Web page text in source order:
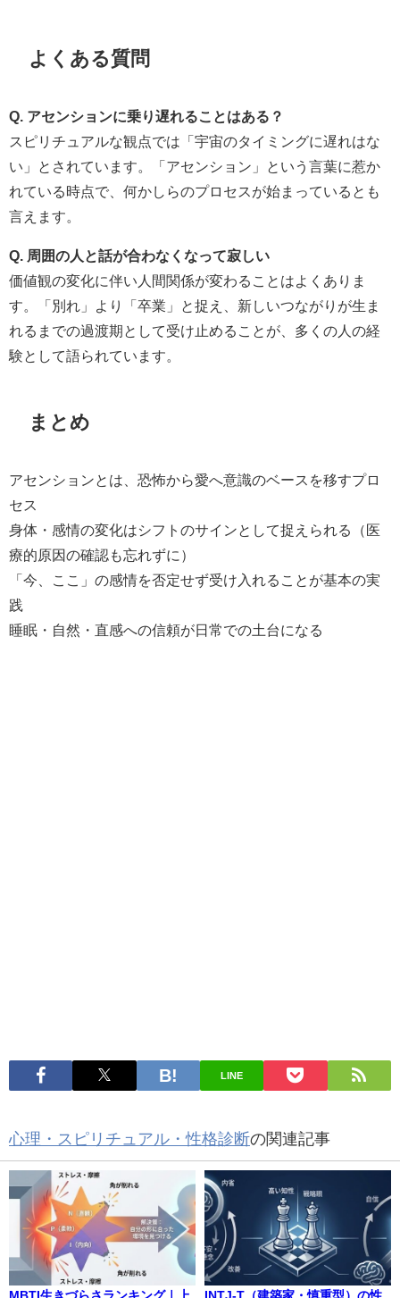
よくある質問
Q. アセンションに乗り遅れることはある？
スピリチュアルな観点では「宇宙のタイミングに遅れはな
い」とされています。「アセンション」という言葉に惹か
れている時点で、何かしらのプロセスが始まっているとも
言えます。
Q. 周囲の人と話が合わなくなって寂しい
価値観の変化に伴い人間関係が変わることはよくありま
す。「別れ」より「卒業」と捉え、新しいつながりが生ま
れるまでの過渡期として受け止めることが、多くの人の経
験として語られています。
まとめ
アセンションとは、恐怖から愛へ意識のベースを移すプロ
セス
身体・感情の変化はシフトのサインとして捉えられる（医
療的原因の確認も忘れずに）
「今、ここ」の感情を否定せず受け入れることが基本の実
践
睡眠・自然・直感への信頼が日常での土台になる
LINE
心理・スピリチュアル・性格診断の関連記事